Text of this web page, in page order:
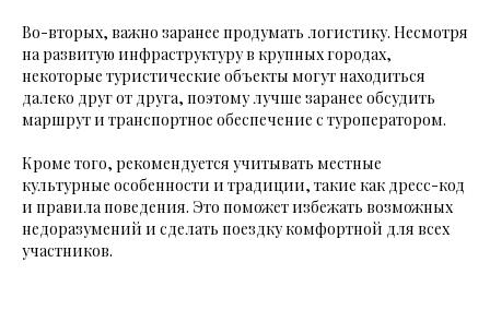
Во-вторых, важно заранее продумать логистику. Несмотря
на развитую инфраструктуру в крупных городах,
некоторые туристические объекты могут находиться
далеко друг от друга, поэтому лучше заранее обсудить
маршрут и транспортное обеспечение с туроператором.
Кроме того, рекомендуется учитывать местные
культурные особенности и традиции, такие как дресс-код
и правила поведения. Это поможет избежать возможных
недоразумений и сделать поездку комфортной для всех
участников.